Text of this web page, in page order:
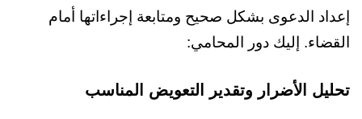
إعداد الدعوى بشكل صحيح ومتابعة إجراءاتها أمام
القضاء. إليك دور المحامي:
تحليل الأضرار وتقدير التعويض المناسب